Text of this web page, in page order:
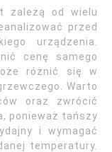
zależą od wielu
przed
urządzenia.
cenę samego
różnić się w
Warto
oraz zwrócić
ponieważ tańszy
i wymagać
temperatury.